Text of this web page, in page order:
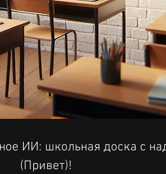
ИИ: школьная доска с
(Привет)!